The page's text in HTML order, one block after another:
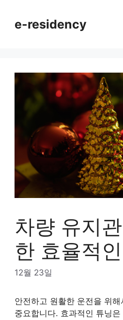
contente-residency
차량 유지
한 효율적
12월 23일
안전하고 원활한 운전을 위
중요합니다. 효과적인 튜닝